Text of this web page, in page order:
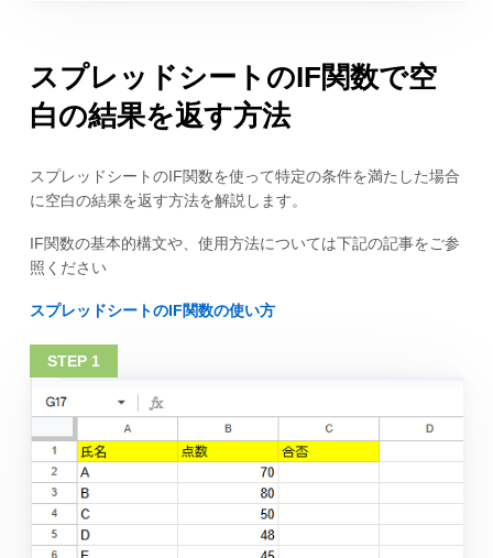
スプレッドシートのIF関数で空
白の結果を返す方法
スプレッドシートのIF関数を使って特定の条件を満たした場合
に空白の結果を返す方法を解説します。
IF関数の基本的構文や、使用方法については下記の記事をご参
照ください
スプレッドシートのIF関数の使い方